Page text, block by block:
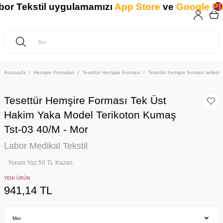
Anasayfa Hemşire Formaları Tesettür Hemşire Forması Tesettür hemşire forması
Tesettür Hemşire Forması Tek Üst
Hakim Yaka Model Terikoton Kumaş
Tst-03 40/M - Mor
Labor Medikal Tekstil
Yorum Yaz 50 TL Kazan
YENİ ÜRÜN
941,14 TL
uygulamamızıApp Storeve Google Play